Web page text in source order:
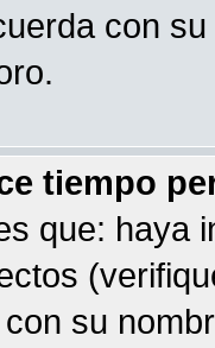
con
tiempo
que: haya
su